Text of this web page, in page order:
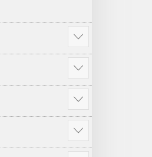
Mostrar
más
Mostrar
más
Mostrar
más
Mostrar
más